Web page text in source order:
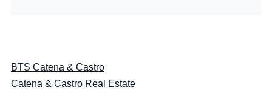
BTS Catena & Castro
Catena & Castro Real Estate